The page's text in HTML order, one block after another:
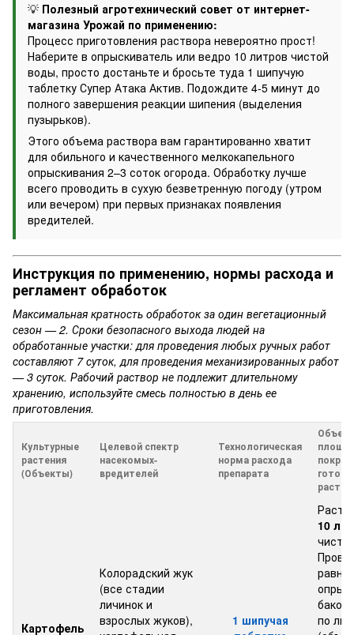
💡 Полезный агротехнический совет от интернет-
магазина Урожай по применению:
Процесс приготовления раствора невероятно прост!
Наберите в опрыскиватель или ведро 10 литров чистой
воды, просто достаньте и бросьте туда 1 шипучую
таблетку Супер Атака Актив. Подождите 4-5 минут до
полного завершения реакции шипения (выделения
пузырьков).
Этого объема раствора вам гарантированно хватит
для обильного и качественного мелкокапельного
опрыскивания 2–3 соток огорода. Обработку лучше
всего проводить в сухую безветренную погоду (утром
или вечером) при первых признаках появления
вредителей.
Инструкция по применению, нормы расхода и
регламент обработок
Максимальная кратность обработок за один вегетационный
сезон — 2. Сроки безопасного выхода людей на
обработанные участки: для проведения любых ручных работ
составляют 7 суток, для проведения механизированных работ
— 3 суток. Рабочий раствор не подлежит длительному
хранению, используйте смесь полностью в день ее
приготовления.
Культурные
растения
(Объекты)
Целевой спектр
насекомых-
вредителей
Технологическая
норма расхода
препарата
Объем
Картофель
Колорадский жук
(все стадии
личинок и
взрослых жуков),
1 шипучая
10
по